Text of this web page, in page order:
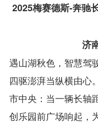
2025梅赛德斯-奔驰
济
遇山湖秋色，智慧驾
四驱澎湃当纵横由心
市中央：当一辆长轴
创乐园前广场响起，